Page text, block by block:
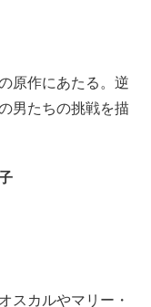
原作にあたる。逆
男たちの挑戦を描
スカルやマリー・